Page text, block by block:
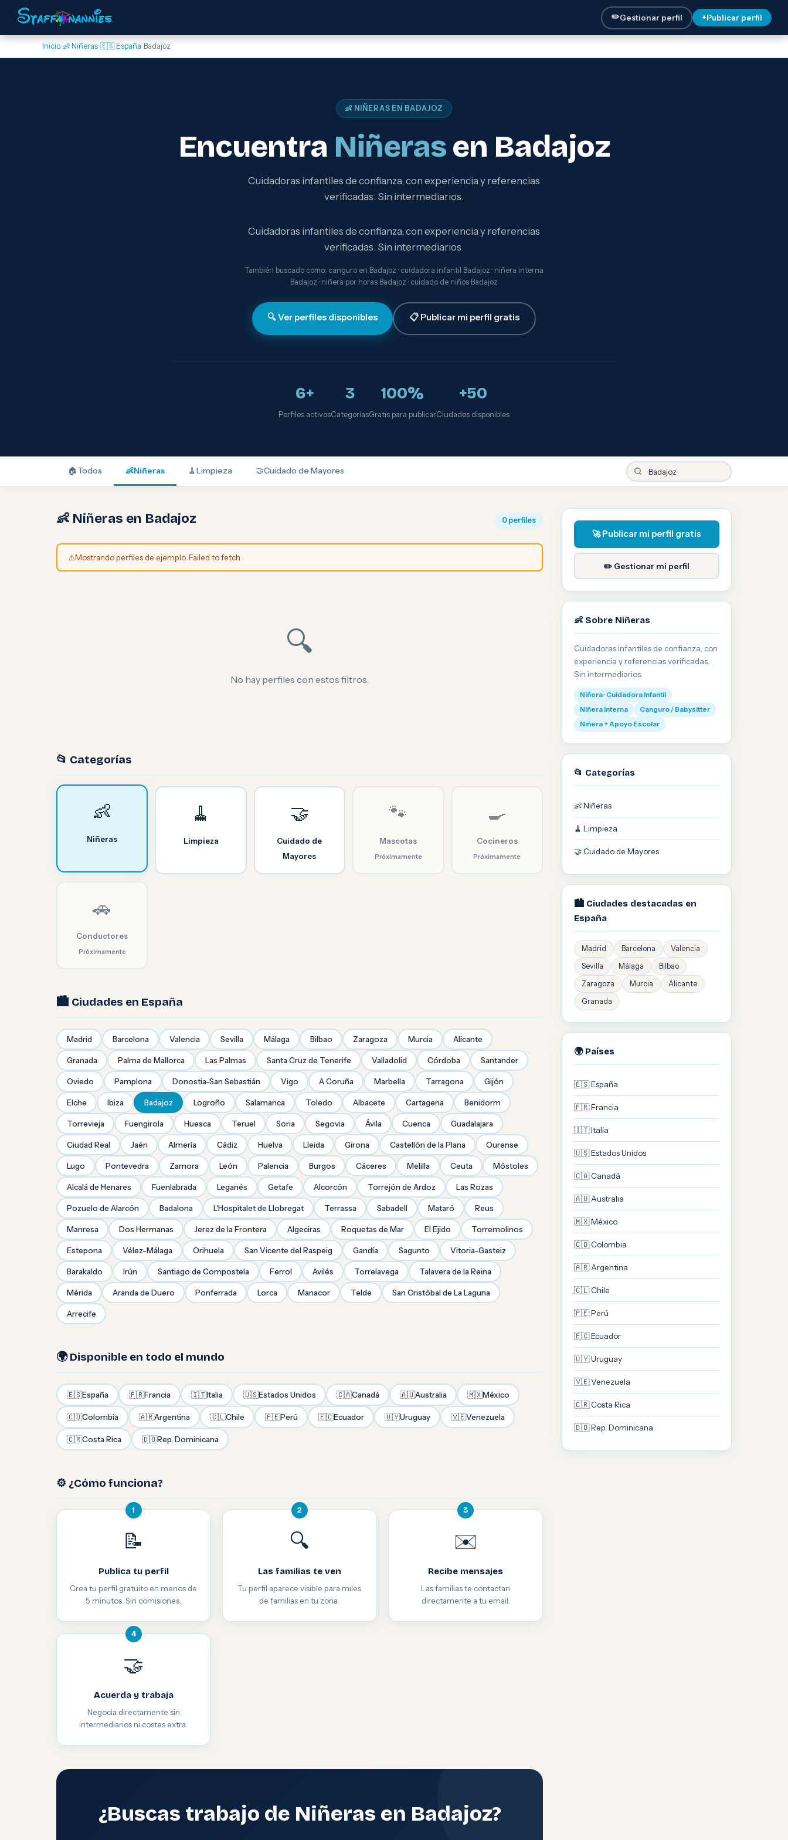
✏️Gestionar perfil +Publicar perfil
Inicio›👶 Niñeras›🇪🇸 España› Badajoz
👶 NIÑERAS EN BADAJOZ
Encuentra Niñerasen Badajoz
Cuidadoras infantiles de confianza, con experiencia y referencias
verificadas. Sin intermediarios.
Cuidadoras infantiles de confianza, con experiencia y referencias
verificadas. Sin intermediarios.
También buscado como: canguro en Badajoz · cuidadora infantil Badajoz · niñera interna
Badajoz · niñera por horas Badajoz · cuidado de niños Badajoz
🔍 Ver perfiles disponibles 📋 Publicar mi perfil gratis
6+
Perfiles activos
3
Categorías
100%
Gratis para publicar
+50
Ciudades disponibles
🏠 Todos 👶Niñeras 🧹Limpieza 🤝Cuidado de Mayores
👶 Niñeras en Badajoz 0 perfiles
⚠️Mostrando perfiles de ejemplo. Failed to fetch
🔍
No hay perfiles con estos filtros.
📂 Categorías
👶
Niñeras
🧹
Limpieza
🤝
Cuidado de
Mayores
🐾
Mascotas
Próximamente
🍳
Cocineros
Próximamente
🚗
Conductores
Próximamente
🏙️ Ciudades en España
Madrid Barcelona Valencia Sevilla Málaga Bilbao Zaragoza Murcia Alicante
Granada Palma de Mallorca Las Palmas Santa Cruz de Tenerife Valladolid Córdoba Santander
Oviedo Pamplona Donostia-San Sebastián Vigo A Coruña Marbella Tarragona Gijón
Elche Ibiza Badajoz Logroño Salamanca Toledo Albacete Cartagena Benidorm
Torrevieja Fuengirola Huesca Teruel Soria Segovia Ávila Cuenca Guadalajara
Ciudad Real Jaén Almería Cádiz Huelva Lleida Girona Castellón de la Plana Ourense
Lugo Pontevedra Zamora León Palencia Burgos Cáceres Melilla Ceuta Móstoles
Alcalá de Henares Fuenlabrada Leganés Getafe Alcorcón Torrejón de Ardoz Las Rozas
Pozuelo de Alarcón Badalona L'Hospitalet de Llobregat Terrassa Sabadell Mataró Reus
Manresa Dos Hermanas Jerez de la Frontera Algeciras Roquetas de Mar El Ejido Torremolinos
Estepona Vélez-Málaga Orihuela San Vicente del Raspeig Gandía Sagunto Vitoria-Gasteiz
Barakaldo Irún Santiago de Compostela Ferrol Avilés Torrelavega Talavera de la Reina
Mérida Aranda de Duero Ponferrada Lorca Manacor Telde San Cristóbal de La Laguna
Arrecife
🌍 Disponible en todo el mundo
🇪🇸España 🇫🇷Francia 🇮🇹Italia 🇺🇸Estados Unidos 🇨🇦Canadá 🇦🇺Australia 🇲🇽México
🇨🇴Colombia 🇦🇷Argentina 🇨🇱Chile 🇵🇪Perú 🇪🇨Ecuador 🇺🇾Uruguay 🇻🇪Venezuela
🇨🇷Costa Rica 🇩🇴Rep. Dominicana
⚙️ ¿Cómo funciona?
1
📝
Publica tu perfil
Crea tu perfil gratuito en menos de
5 minutos. Sin comisiones.
2
🔍
Las familias te ven
Tu perfil aparece visible para miles
de familias en tu zona.
3
✉️
Recibe mensajes
Las familias te contactan
directamente a tu email.
4
🤝
Acuerda y trabaja
Negocia directamente sin
intermediarios ni costes extra.
¿Buscas trabajo de Niñeras en Badajoz?
🚀 Publicar mi perfil gratis
✏️ Gestionar mi perfil
👶 Sobre Niñeras
Cuidadoras infantiles de confianza, con
experiencia y referencias verificadas.
Sin intermediarios.
Niñera · Cuidadora Infantil
Niñera Interna
Canguro / Babysitter
Niñera + Apoyo Escolar
📂 Categorías
👶 Niñeras
🧹 Limpieza
🤝 Cuidado de Mayores
🏙️ Ciudades destacadas en
España
Madrid Barcelona
Valencia
Sevilla
Málaga
Bilbao
Zaragoza
Murcia
Alicante
Granada
🌍 Países
🇪🇸 España
🇫🇷 Francia
🇮🇹 Italia
🇺🇸 Estados Unidos
🇨🇦 Canadá
🇦🇺 Australia
🇲🇽 México
🇨🇴 Colombia
🇦🇷 Argentina
🇨🇱 Chile
🇵🇪 Perú
🇪🇨 Ecuador
🇺🇾 Uruguay
🇻🇪 Venezuela
🇨🇷 Costa Rica
🇩🇴 Rep. Dominicana